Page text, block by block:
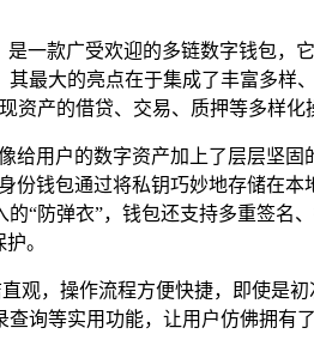
一款广受欢迎的多链数字钱包
最大的亮点在于集成了丰富多样
产的借贷、交易、质押等多样化
用户的数字资产加上了层层坚
钱包通过将私钥巧妙地存储在
“防弹衣”，钱包还支持多重签名
。
观，操作流程方便快捷，即使是
询等实用功能，让用户仿佛拥有